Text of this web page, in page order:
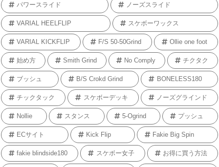
パワースライド ノーズスライド
VARIAL HEELFLIP スケボーワックス
VARIAL KICKFLIP F/S 50-50Grind Ollie one foot
始め方 Smith Grind No Comply チクタク
ブッシュ B/S Crokd Grind BONELESS180
チックタック スケボーデッキ ノーズグラインド
Nollie スタンス 5-Ogrind プッシュ
ECサイト Kick Flip Fakie Big Spin
fakie blindside180 スケボー女子 お得に買う方法